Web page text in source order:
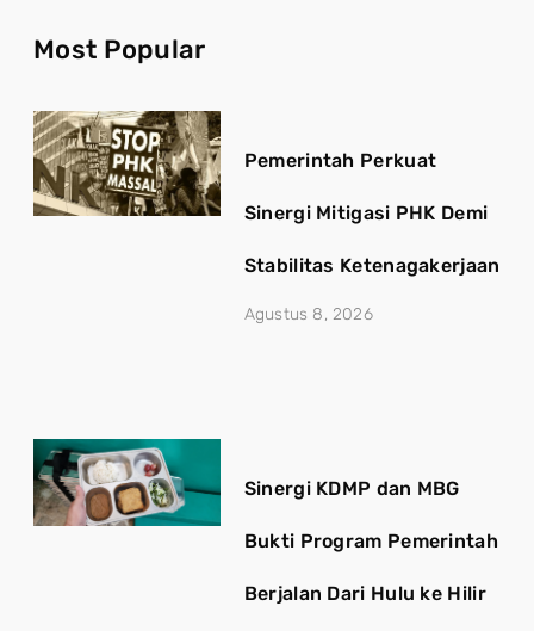
Most Popular
Pemerintah Perkuat
Sinergi Mitigasi PHK Demi
Stabilitas Ketenagakerjaan
Agustus 8, 2026
Sinergi KDMP dan MBG
Bukti Program Pemerintah
Berjalan Dari Hulu ke Hilir